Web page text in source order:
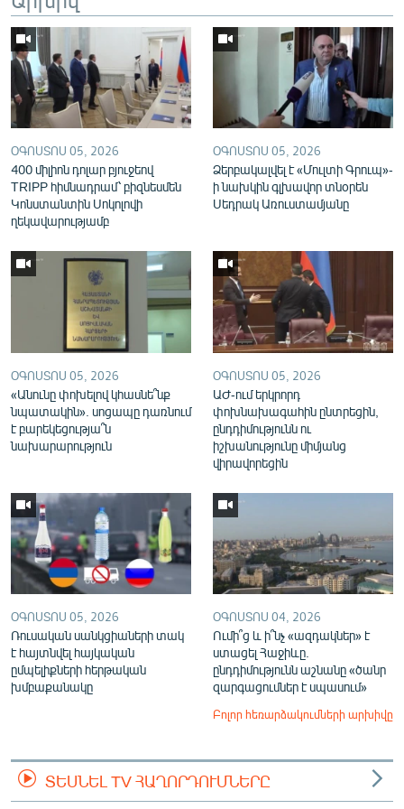
English
Русский
ՀԵՏԵՎԵՔ ՄԵԶ
«Ազատության» բոլոր կայքերը
ՕԳՈՍՏՈՍ 05, 2026
400 միլիոն դոլար բյուջեով
TRIPP հիմնադրամ՝ բիզնեսմեն
Կոնստանտին Սոկոլովի
ղեկավարությամբ
ՕԳՈՍՏՈՍ 05, 2026
Ձերբակալվել է «Մուլտի Գրուպ»-
ի նախկին գլխավոր տնօրեն
Սեդրակ Առուստամյանը
ՕԳՈՍՏՈՍ 05, 2026
«Անունը փոխելով կհասնե՞նք
նպատակին». սոցապը դառնում
է բարեկեցությա՞ն
նախարարություն
ՕԳՈՍՏՈՍ 05, 2026
ԱԺ-ում երկրորդ
փոխնախագահին ընտրեցին,
ընդդիմությունն ու
իշխանությունը միմյանց
վիրավորեցին
ՕԳՈՍՏՈՍ 05, 2026
Ռուսական սանկցիաների տակ
է հայտնվել հայկական
ըմպելիքների հերթական
խմբաքանակը
ՕԳՈՍՏՈՍ 04, 2026
Ումի՞ց և ի՞նչ «ազդակներ» է
ստացել Հաջիևը.
ընդդիմությունն աշնանը «ծանր
զարգացումներ է սպասում»
Բոլոր հեռարձակումների արխիվը
ՏԵՍՆԵԼ TV ՀԱՂՈՐԴՈՒՄՆԵՐԸ